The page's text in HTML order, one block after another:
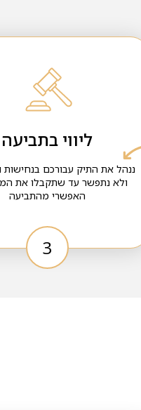
ליווי בתביעה
ננהל את התיק עבורכם בנחישות
ולא נתפשר עד שתקבלו את
האפשרי מהתביעה
3